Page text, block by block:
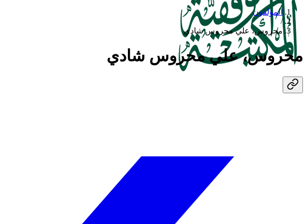
المؤلفون
/
محروس، علي محروس شادي
محروس، علي محروس شادي